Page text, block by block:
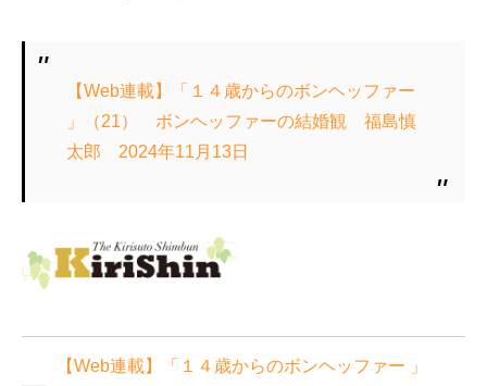
【Web連載】「１４歳からのボンヘッファー
」（21） ボンヘッファーの結婚観 福島慎
太郎 2024年11月13日
【Web連載】「１４歳からのボンヘッファー 」